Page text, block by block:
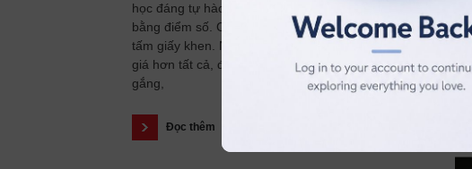
học đáng tự hào! Có những thành tích được ghi
bằng điểm số. Có những thành tích được ghi bằng
tấm giấy khen. Nhưng có một thành tích còn quý
giá hơn tất cả, đó là những tháng ngày bền bỉ cố
gắng,
Đọc thêm